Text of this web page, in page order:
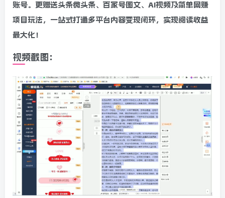
账号。更赠送头条微头条、百家号图文、AI视频及简单网赚
项目玩法，一站式打通多平台内容变现闭环，实现阅读收益
最大化！
视频截图：